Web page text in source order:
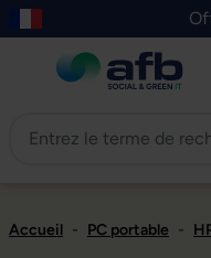
au contenu principal
Skip to B2B platform
Accueil - PC portable -